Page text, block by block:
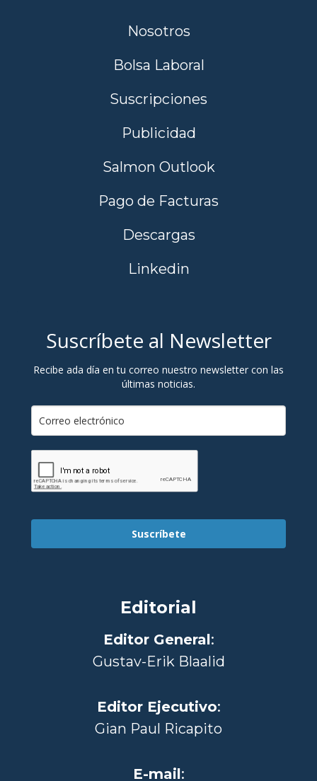
Nosotros
Bolsa Laboral
Suscripciones
Publicidad
Salmon Outlook
Pago de Facturas
Descargas
Linkedin
Suscríbete al Newsletter
Recibe ada día en tu correo nuestro newsletter con las
últimas noticias.
Suscríbete
Editorial
Editor General:
Gustav-Erik Blaalid
Editor Ejecutivo:
Gian Paul Ricapito
E-mail: